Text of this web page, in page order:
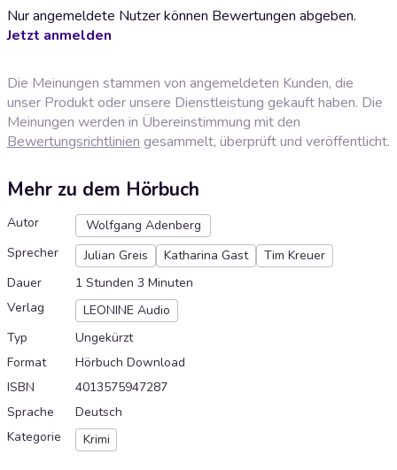
Nur angemeldete Nutzer können Bewertungen abgeben.
Jetzt anmelden
Die Meinungen stammen von angemeldeten Kunden, die
unser Produkt oder unsere Dienstleistung gekauft haben. Die
Meinungen werden in Übereinstimmung mit den
Bewertungsrichtlinien gesammelt, überprüft und veröffentlicht.
Mehr zu dem Hörbuch
Autor
Wolfgang Adenberg
Sprecher
Julian Greis Katharina Gast
Tim Kreuer
Dauer
1 Stunden 3 Minuten
Verlag
LEONINE Audio
Typ
Ungekürzt
Format
Hörbuch Download
ISBN
4013575947287
Sprache
Deutsch
Kategorie
Krimi